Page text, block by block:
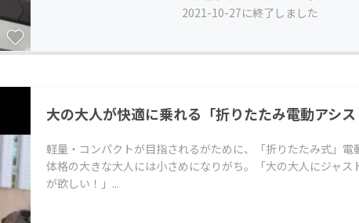
2021-10-27に終了しました
大の大人が快適に乗れる「折りたたみ電動アシス
軽量・コンパクトが目指されるがために、「折りたたみ式」電
体格の大きな大人には小さめになりがち。「大の大人にジャス
が欲しい！」...